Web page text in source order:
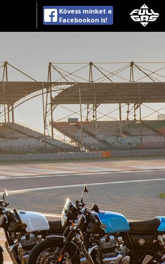
Kövess minket a
Facebookon is!